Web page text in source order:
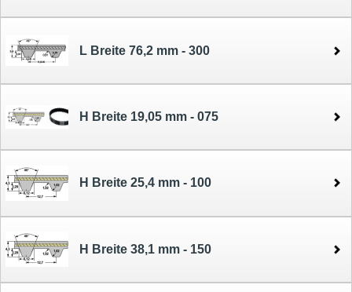
L Breite 76,2 mm - 300
H Breite 19,05 mm - 075
H Breite 25,4 mm - 100
H Breite 38,1 mm - 150